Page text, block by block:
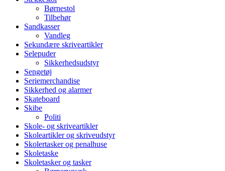
Børnestol
Tilbehør
Sandkasser
Vandleg
Sekundære skriveartikler
Selepuder
Sikkerhedsudstyr
Sengetøj
Seriemerchandise
Sikkerhed og alarmer
Skateboard
Skibe
Politi
Skole- og skriveartikler
Skoleartikler og skriveudstyr
Skolertasker og penalhuse
Skoletaske
Skoletasker og tasker